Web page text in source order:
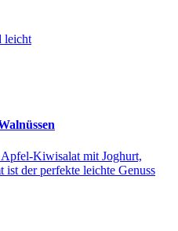
leicht
Kiwisalat mit Joghurt,
der perfekte leichte Genuss